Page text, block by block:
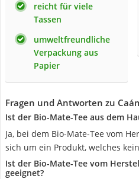
reicht für viele
Tassen
umweltfreundliche
Verpackung aus
Papier
Fragen und Antworten zu
Ist der Bio-Mate-Tee aus dem
Ja, bei dem Bio-Mate-Tee vom
sich um ein Produkt, welches
Ist der Bio-Mate-Tee vom
geeignet?